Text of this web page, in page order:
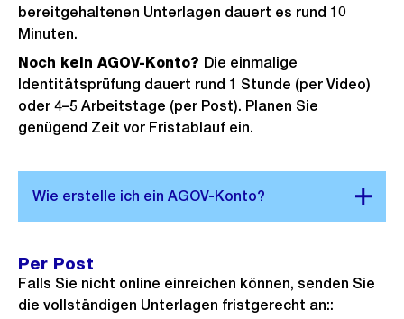
bereitgehaltenen Unterlagen dauert es rund 10
Minuten.
Noch kein AGOV-Konto? Die einmalige
Identitätsprüfung dauert rund 1 Stunde (per Video)
oder 4–5 Arbeitstage (per Post). Planen Sie
genügend Zeit vor Fristablauf ein.
Per Post
Falls Sie nicht online einreichen können, senden Sie
die vollständigen Unterlagen fristgerecht an::